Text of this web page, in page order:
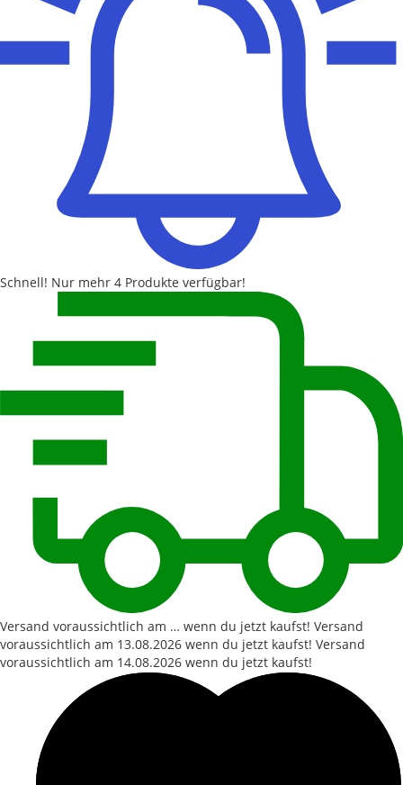
Schnell! Nur mehr 4 Produkte verfügbar!
Versand voraussichtlich am … wenn du jetzt kaufst! Versand
voraussichtlich am 13.08.2026 wenn du jetzt kaufst! Versand
voraussichtlich am 14.08.2026 wenn du jetzt kaufst!